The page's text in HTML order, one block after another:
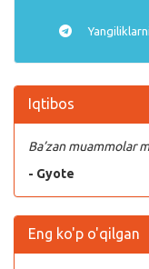
Yangiliklarni
Iqtibos
Ba’zan muammolar
- Gyote
Eng ko'p o'qilgan